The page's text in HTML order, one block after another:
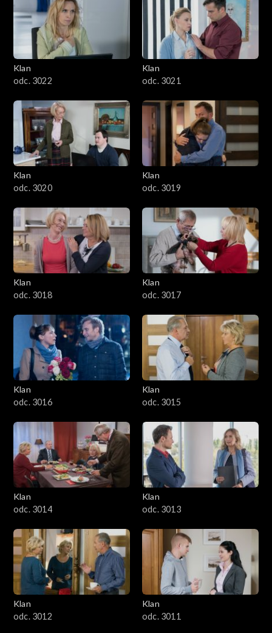
Klan
odc. 3022
Klan
odc. 3021
Klan
odc. 3020
Klan
odc. 3019
Klan
odc. 3018
Klan
odc. 3017
Klan
odc. 3016
Klan
odc. 3015
Klan
odc. 3014
Klan
odc. 3013
Klan
odc. 3012
Klan
odc. 3011